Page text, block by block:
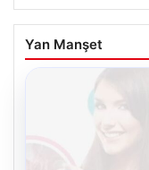
Yan Manşet